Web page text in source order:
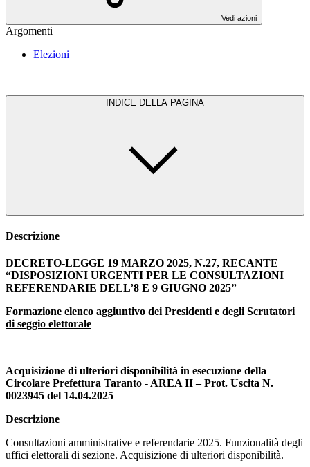
Vedi azioni
Argomenti
Elezioni
INDICE DELLA PAGINA
Descrizione
DECRETO-LEGGE 19 MARZO 2025, N.27, RECANTE
“DISPOSIZIONI URGENTI PER LE CONSULTAZIONI
REFERENDARIE DELL’8 E 9 GIUGNO 2025”
Formazione elenco aggiuntivo dei Presidenti e degli Scrutatori
di seggio elettorale
Acquisizione di ulteriori disponibilità in esecuzione della
Circolare Prefettura Taranto - AREA II – Prot. Uscita N.
0023945 del 14.04.2025
Descrizione
Consultazioni amministrative e referendarie 2025. Funzionalità degli
uffici elettorali di sezione. Acquisizione di ulteriori disponibilità.